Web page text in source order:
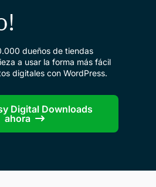
dueños de tiendas
a usar la forma más fácil
digitales con WordPress.
Digital Downloads
ahora